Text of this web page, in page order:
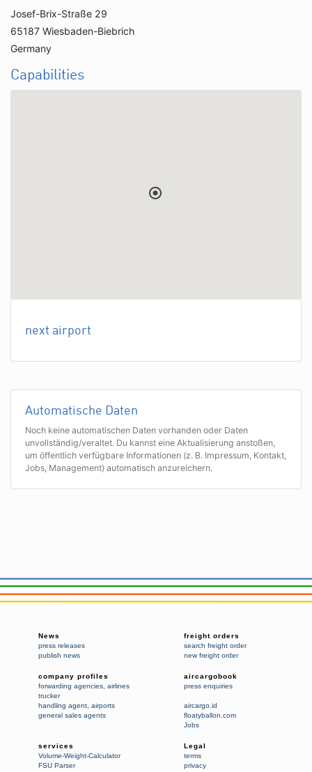
Josef-Brix-Straße 29
65187 Wiesbaden-Biebrich
Germany
Capabilities
next airport
Automatische Daten
Noch keine automatischen Daten vorhanden oder Daten
unvollständig/veraltet. Du kannst eine Aktualisierung anstoßen,
um öffentlich verfügbare Informationen (z. B. Impressum, Kontakt,
Jobs, Management) automatisch anzureichern.
News
press releases
publish news
freight orders
search freight order
new freight order
company profiles
forwarding agencies airlines
trucker
handling agent airports
general sales agents
aircargobook
press enquiries
aircargo.id
floatyballon.com
Jobs
services
Volume-Weight-Calculator
FSU Parser
Legal
terms
privacy